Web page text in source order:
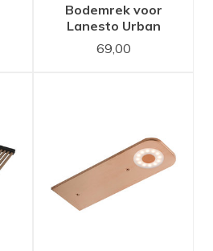
Bodemrek voor
Lanesto Urban
Copper/ Koper 40x40
spoelbak
69,00